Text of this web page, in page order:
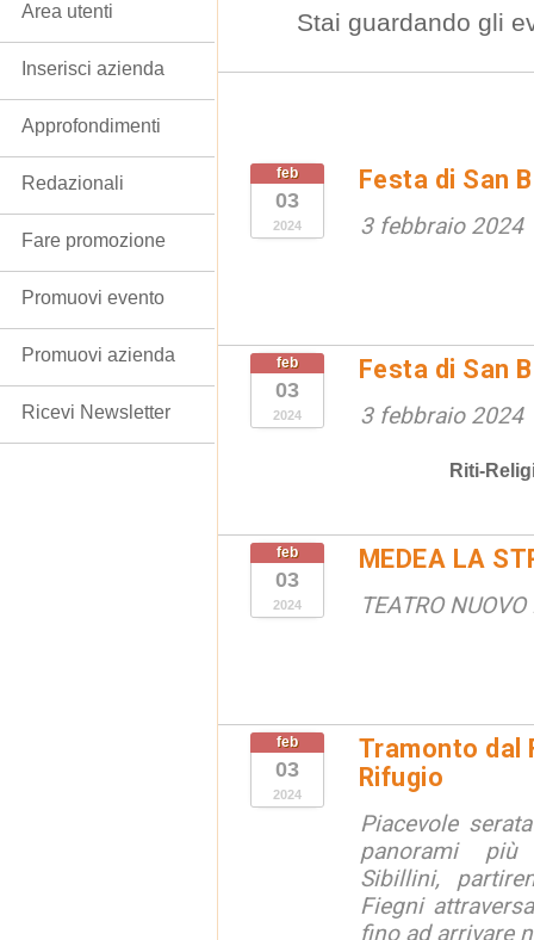
Stai guardando gli
feb
03
2024
Festa di San
3 febbraio 2024
feb
03
2024
Festa di San
3 febbraio 2024
Riti-
feb
03
2024
MEDEA LA
TEATRO
feb
03
2024
Tramonto dal
Rifugio
Piacevole
panorami
Sibillini,
Fiegni
fino ad arrivare
Area utenti
Inserisci azienda
Approfondimenti
Redazionali
Fare promozione
Promuovi evento
Promuovi azienda
Ricevi Newsletter